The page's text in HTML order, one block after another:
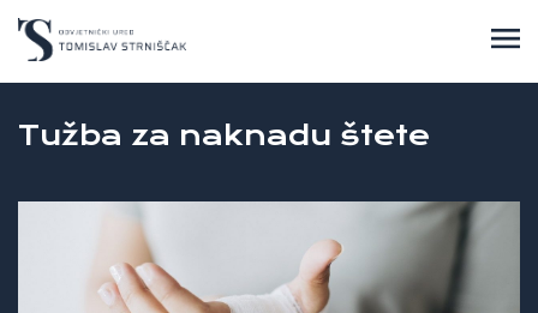
Tužba za naknadu štete